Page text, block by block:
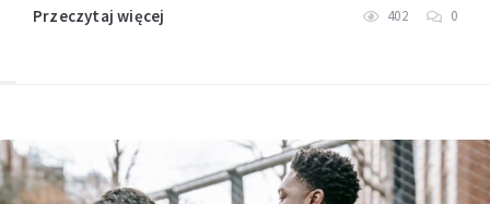
Przeczytaj więcej 402 0